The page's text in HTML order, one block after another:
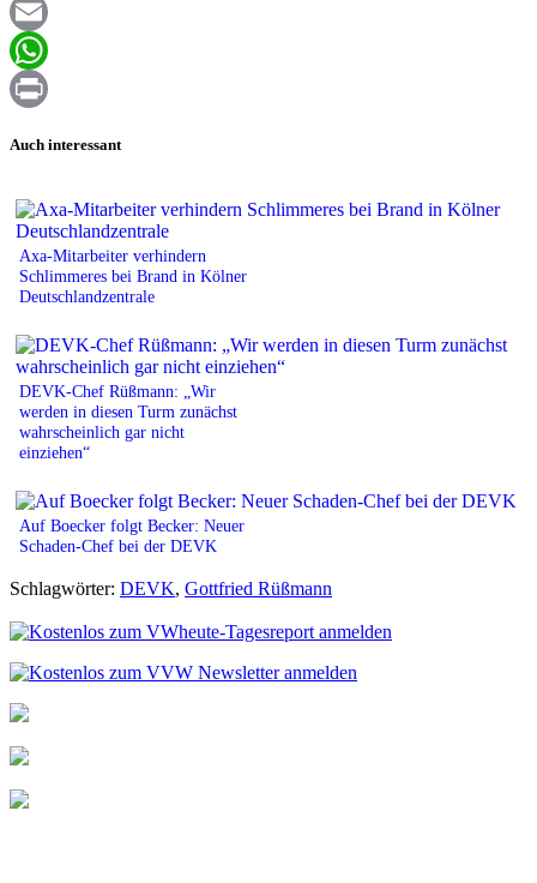
Facebook
Email
WhatsApp
Auch interessant
Axa-Mitarbeiter verhindern
Schlimmeres bei Brand in Kölner
Deutschlandzentrale
DEVK-Chef Rüßmann: „Wir
werden in diesen Turm zunächst
wahrscheinlich gar nicht
einziehen“
Auf Boecker folgt Becker: Neuer
Schaden-Chef bei der DEVK
Schlagwörter: DEVK, Gottfried Rüßmann